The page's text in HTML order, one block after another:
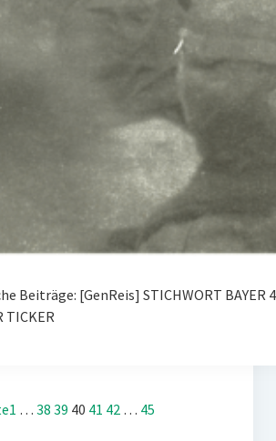
Beiträge: [GenReis] STICHWORT
TICKER
1 … 38 39 40 41 42 … 45